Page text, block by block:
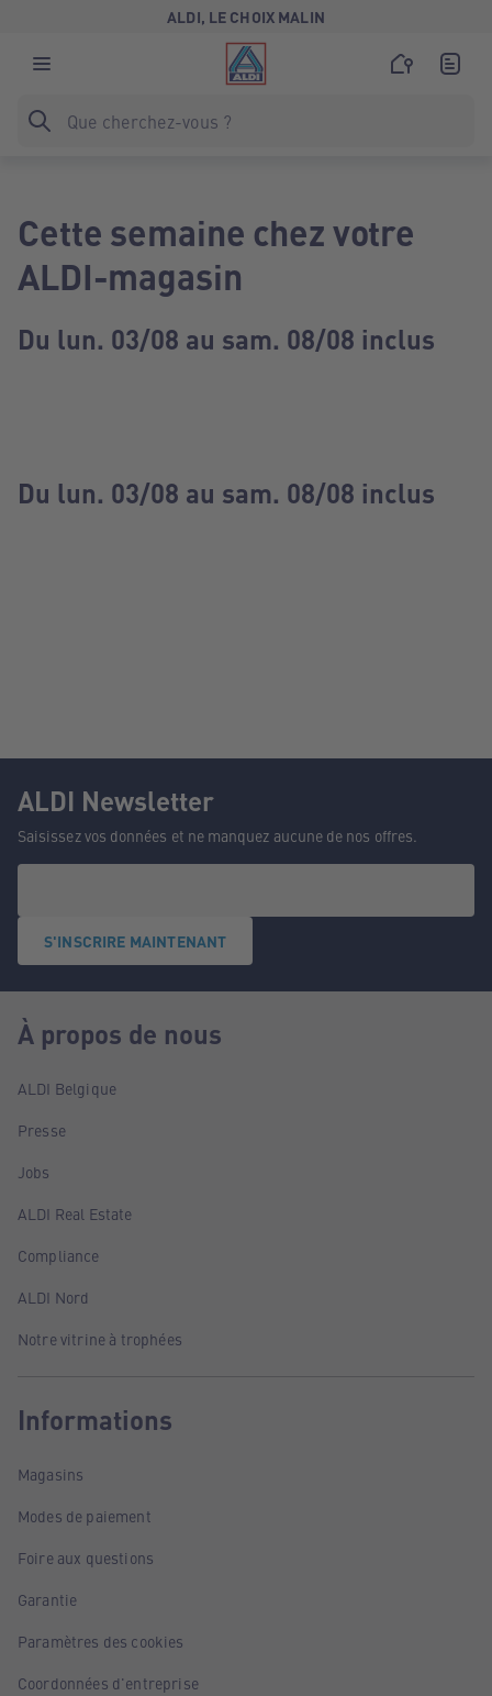
ALDI, LE CHOIX MALIN
Cette semaine chez votre
ALDI-magasin
Du lun. 03/08 au sam. 08/08 inclus
Du lun. 03/08 au sam. 08/08 inclus
ALDI Newsletter
Saisissez vos données et ne manquez aucune de nos offres.
S'INSCRIRE MAINTENANT
À propos de nous
ALDI Belgique
Presse
Jobs
ALDI Real Estate
Compliance
ALDI Nord
Notre vitrine à trophées
Informations
Magasins
Modes de paiement
Foire aux questions
Garantie
Paramètres des cookies
Coordonnées d'entreprise